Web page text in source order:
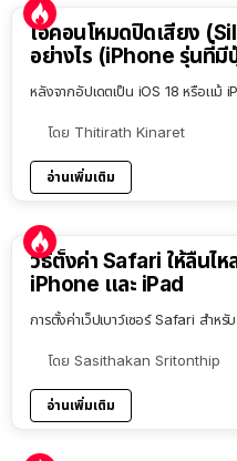
ไอคอนโหมดปิดเสียง
อย่างไร (iPhone รุ่นที่
หลังจากอัปเดตเป็น iOS 18 หรือแม้
โดย Thitirath Kinaret
อ่านเพิ่มเติม
วิธีตั้งค่า Safari ให้ลื่นไ
iPhone และ iPad
การตั้งค่าเว็ปเบาว์เซอร์ Safari สำ
โดย Sasithakan Sritonthip
อ่านเพิ่มเติม